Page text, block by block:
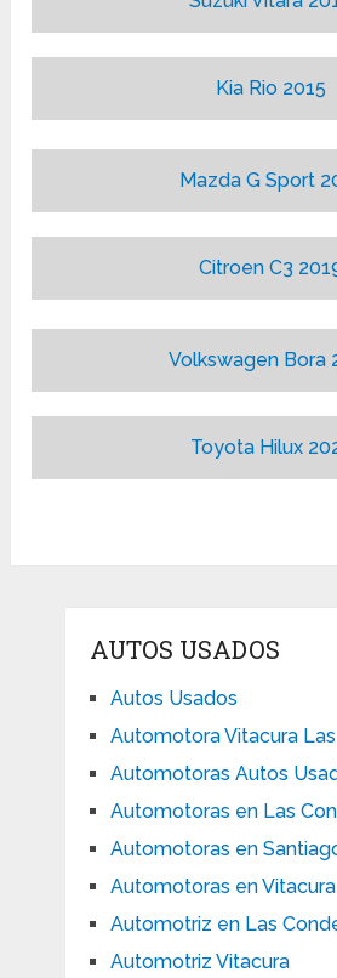
Kia Rio 2015
Mazda G Sport
Citroen C3
Volkswagen Bora
Toyota Hilux
AUTOS USADOS
Autos Usados
Automotora Vitacura
Automotoras Autos
Automotoras en Las
Automotoras en
Automotoras en Vitacura
Automotriz en Las
Automotriz Vitacura